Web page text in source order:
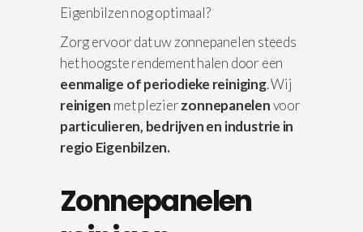
Eigenbilzen nog optimaal?
Zorg ervoor dat uw zonnepanelen steeds
het hoogste rendement halen door een
eenmalige of periodieke reiniging. Wij
reinigen met plezierzonnepanelenvoor
particulieren, bedrijven en industrie in
regio Eigenbilzen.
Zonnepanelen